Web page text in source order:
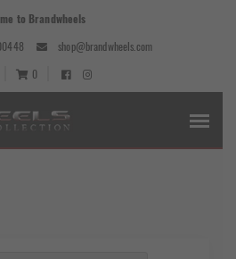
to Brandwheels
shop@brandwheels.com
0